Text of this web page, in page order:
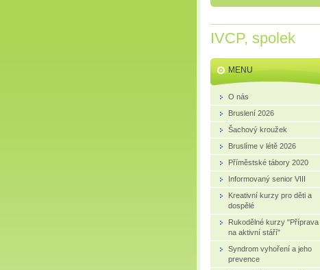
IVCP, spolek
MENU
O nás
Bruslení 2026
Šachový kroužek
Bruslíme v létě 2026
Příměstské tábory 2020
Informovaný senior VIII
Kreativní kurzy pro děti a
dospělé
Rukodělné kurzy "Příprava
na aktivní stáří"
Syndrom vyhoření a jeho
prevence